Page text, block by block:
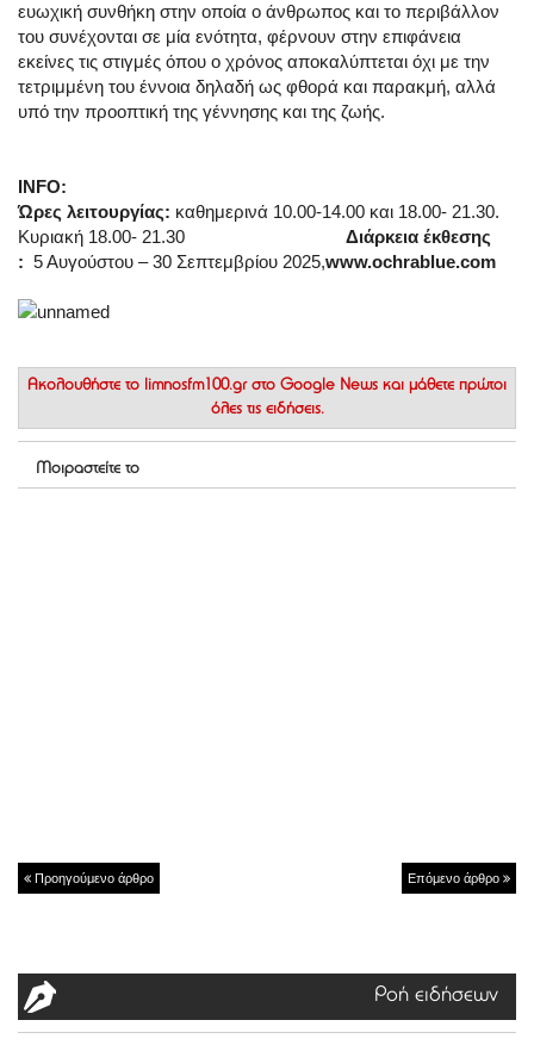
ευωχική συνθήκη στην οποία ο άνθρωπος και το περιβάλλον
του συνέχονται σε μία ενότητα, φέρνουν στην επιφάνεια
εκείνες τις στιγμές όπου ο χρόνος αποκαλύπτεται όχι με την
τετριμμένη του έννοια δηλαδή ως φθορά και παρακμή, αλλά
υπό την προοπτική της γέννησης και της ζωής.
ΙNFO:
Ώρες λειτουργίας: καθημερινά 10.00-14.00 και 18.00- 21.30.
Κυριακή 18.00- 21.30 Διάρκεια έκθεσης
: 5 Αυγούστου – 30 Σεπτεμβρίου 2025,www.ochrablue.com
Ακολουθήστε το limnosfm100.gr στο Google News και μάθετε πρώτοι
όλες τις ειδήσεις.
Μοιραστείτε το
Προηγούμενο άρθρο Επόμενο άρθρο
Ροή ειδήσεων